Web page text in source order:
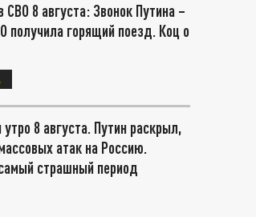
8 августа: Звонок Путина –
получила горящий поезд. Коц о
утро 8 августа. Путин раскрыл,
атак на Россию.
страшный период